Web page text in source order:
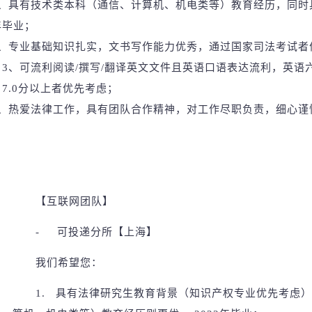
具有技术类本科（通信、计算机、机电类等）教育经历，同
业；
专业基础知识扎实，文书写作能力优秀，通过国家司法考试者
3、可流利阅读/撰写/翻译英文文件且英语口语表达流利，英语
7.0分以上者优先考虑；
热爱法律工作，具有团队合作精神，对工作尽职负责，细心
【互联网团队】
- 可投递分所【上海】
我们希望您：
1. 具有法律研究生教育背景（知识产权专业优先考虑